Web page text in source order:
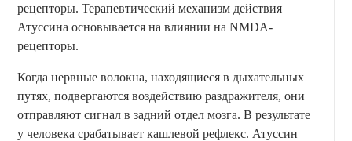
рецепторы. Терапевтический механизм действия
Атуссина основывается на влиянии на NMDA-
рецепторы.
Когда нервные волокна, находящиеся в дыхательных
путях, подвергаются воздействию раздражителя, они
отправляют сигнал в задний отдел мозга. В результате
у человека срабатывает кашлевой рефлекс. Атуссин